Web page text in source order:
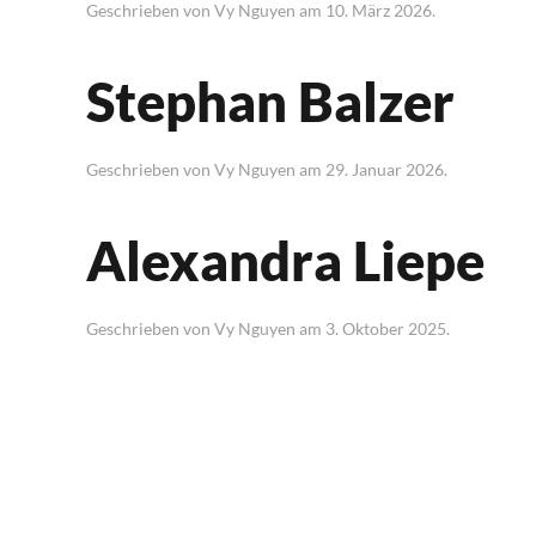
Geschrieben von Vy Nguyen am 10. März 2026.
Stephan Balzer
Geschrieben von Vy Nguyen am 29. Januar 2026.
Alexandra Liepe
Geschrieben von Vy Nguyen am 3. Oktober 2025.